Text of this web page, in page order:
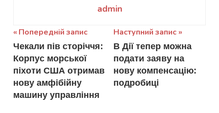
admin
Навігація
записів
Попередній запис
Чекали пів сторіччя:
Корпус морської
піхоти США отримав
нову амфібійну
машину управління
Наступний запис
В Дії тепер можна
подати заяву на
нову компенсацію:
подробиці